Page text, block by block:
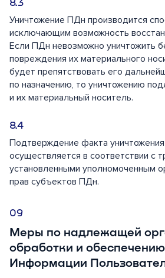
Уничтожение ПДн производится
исключающим возможность
Если ПДн невозможно уничтожить
повреждения их материального
будет препятствовать его
по назначению, то уничтожению
и их материальный носитель.
Подтверждение факта
осуществляется в соответствии с
установленными уполномоченным
прав субъектов ПДн.
Меры по надлежащей
обработки и
Информации